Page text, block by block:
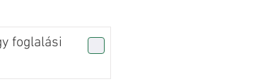
foglalási